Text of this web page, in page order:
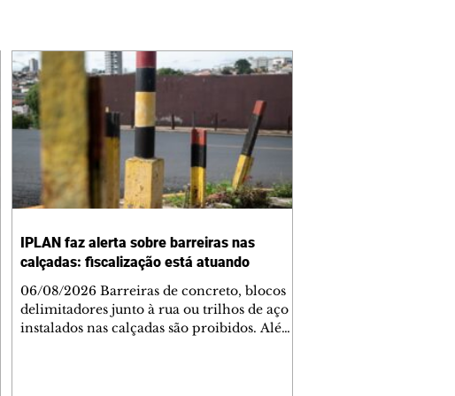
IPLAN faz alerta sobre barreiras nas
calçadas: fiscalização está atuando
06/08/2026 Barreiras de concreto, blocos
delimitadores junto à rua ou trilhos de aço
instalados nas calçadas são proibidos. Além